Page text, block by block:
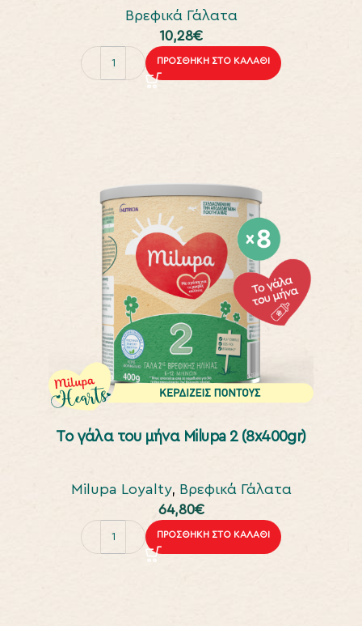
Βρεφικά Γάλατα
10,28€
ΠΡΟΣΘΉΚΗ ΣΤΟ ΚΑΛΆΘΙ
To γάλα του μήνα Milupa 2 (8x400gr)
Milupa Loyalty, Βρεφικά Γάλατα
64,80€
ΠΡΟΣΘΉΚΗ ΣΤΟ ΚΑΛΆΘΙ